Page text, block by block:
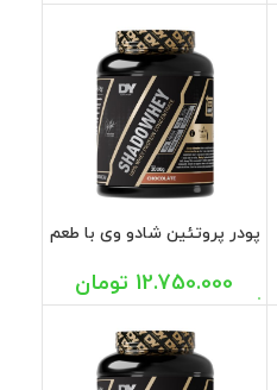
پودر پروتئین شادو وی با طعم
12.750.000 تومان